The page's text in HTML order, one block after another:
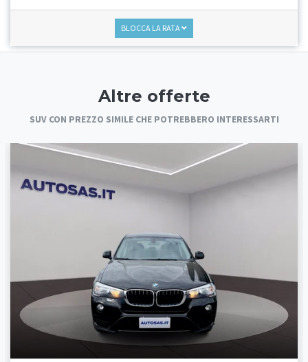
BLOCCA LA RATA
Altre offerte
SUV CON PREZZO SIMILE CHE POTREBBERO INTERESSARTI